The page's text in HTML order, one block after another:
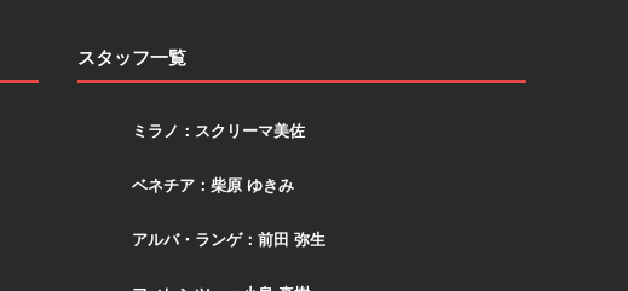
スタッフ一覧
スクリーマ
ミラノ：スクリーマ美佐
柴原
ベネチア：柴原 ゆきみ
アルバ
アルバ・ランゲ：前田 弥生